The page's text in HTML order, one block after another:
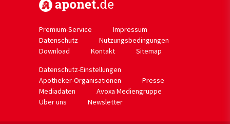
Premium-Service
Impressum
Datenschutz
Nutzungsbedingungen
Download
Kontakt
Sitemap
Datenschutz-Einstellungen
Apotheker-Organisationen
Presse
Mediadaten
Avoxa Mediengruppe
Über uns
Newsletter